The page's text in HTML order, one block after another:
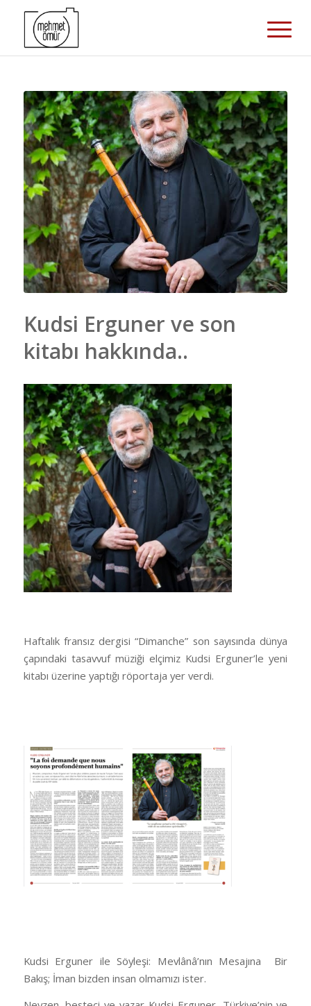
Kudsi Erguner ve son
kitabı hakkında..
Haftalık fransız dergisi “Dimanche” son sayısında dünya
çapındaki tasavvuf müziği elçimiz Kudsi Erguner’le yeni
kitabı üzerine yaptığı röportaja yer verdi.
Kudsi Erguner ile Söyleşi: Mevlânâ’nın Mesajına Bir
Bakış; İman bizden insan olmamızı ister.